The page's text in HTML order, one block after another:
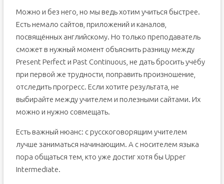
Можно и без него, но мы ведь хотим учиться быстрее.
Есть немало сайтов, приложений и каналов,
посвящённых английскому. Но только преподаватель
сможет в нужный момент объяснить разницу между
Present Perfect и Past Continuous, не дать бросить учёбу
при первой же трудности, поправить произношение,
отследить прогресс. Если хотите результата, не
выбирайте между учителем и полезными сайтами. Их
можно и нужно совмещать.
Есть важный нюанс: с русскоговорящим учителем
лучше заниматься начинающим. А с носителем языка
пора общаться тем, кто уже достиг хотя бы Upper
Intermediate.